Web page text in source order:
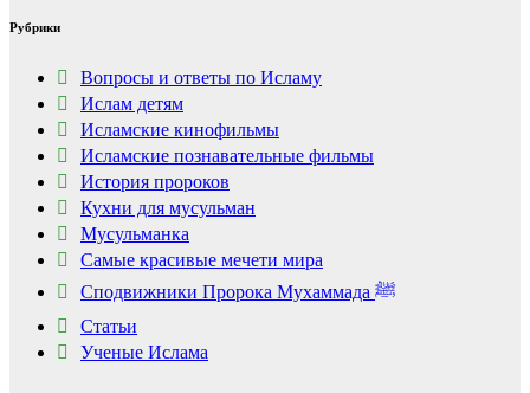
i
Королева вагона
отожгла! Видео не
Рубрики
Вопросы и ответы по Исламу
Ислам детям
Исламские кинофильмы
Исламские познавательные фильмы
История пророков
Кухни для мусульман
Мусульманка
Самые красивые мечети мира
Сподвижники Пророка Мухаммада ﷺ
Статьи
Ученые Ислама